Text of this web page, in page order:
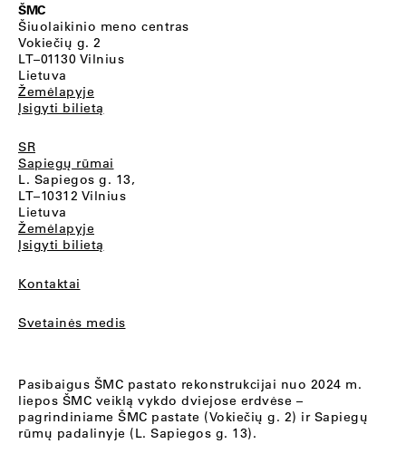
ŠMC
Šiuolaikinio meno centras
Vokiečių g. 2
LT–01130 Vilnius
Lietuva
Žemėlapyje
Įsigyti bilietą
SR
Sapiegų rūmai
L. Sapiegos g. 13,
LT–10312 Vilnius
Lietuva
Žemėlapyje
Įsigyti bilietą
Kontaktai
Svetainės medis
Pasibaigus ŠMC pastato rekonstrukcijai nuo 2024 m.
liepos ŠMC veiklą vykdo dviejose erdvėse –
pagrindiniame ŠMC pastate (Vokiečių g. 2) ir Sapiegų
rūmų padalinyje (L. Sapiegos g. 13).